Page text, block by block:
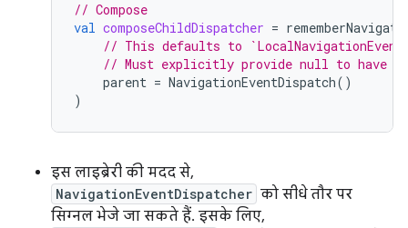
// Compose
val composeChildDispatcher =
// This defaults to
// Must explicitly provide null to have an
parent = NavigationEventDispatch()
)
इस लाइब्रेरी की मदद से,
NavigationEventDispatcher को सीधे तौर पर
सिग्नल भेजे जा सकते हैं. इसके लिए,